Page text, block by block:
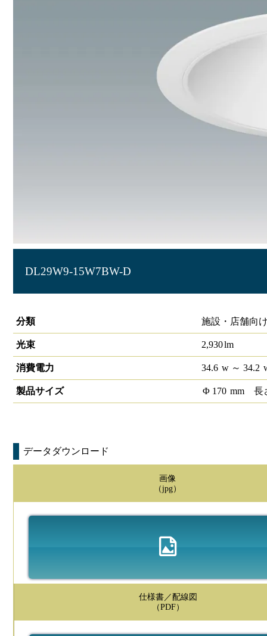
DL29W9-15W7BW-D
分類
施設・店舗向
光束 2,930lm
消費電力 34.6 w～ 34.2
製品サイズ Φ 170 mm 長
データダウンロード
画像
（jpg）
仕様書／配線図
（PDF）